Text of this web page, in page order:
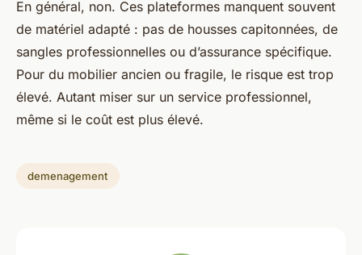
En général, non. Ces plateformes manquent souvent
de matériel adapté : pas de housses capitonnées, de
sangles professionnelles ou d’assurance spécifique.
Pour du mobilier ancien ou fragile, le risque est trop
élevé. Autant miser sur un service professionnel,
même si le coût est plus élevé.
demenagement